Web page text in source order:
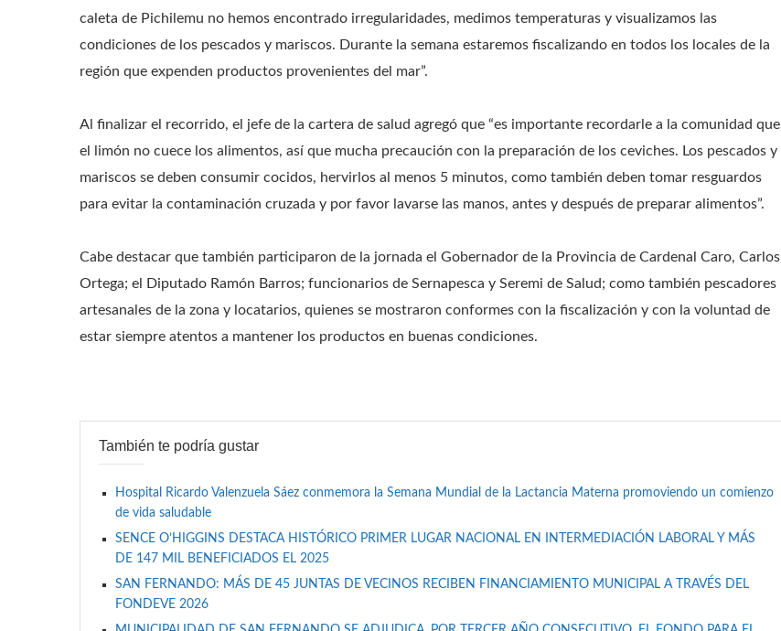
caleta de Pichilemu no hemos encontrado irregularidades, medimos temperaturas y visualizamos las
condiciones de los pescados y mariscos. Durante la semana estaremos fiscalizando en todos los locales de la
región que expenden productos provenientes del mar”.
Al finalizar el recorrido, el jefe de la cartera de salud agregó que “es importante recordarle a la comunidad que
el limón no cuece los alimentos, así que mucha precaución con la preparación de los ceviches. Los pescados y
mariscos se deben consumir cocidos, hervirlos al menos 5 minutos, como también deben tomar resguardos
para evitar la contaminación cruzada y por favor lavarse las manos, antes y después de preparar alimentos”.
Cabe destacar que también participaron de la jornada el Gobernador de la Provincia de Cardenal Caro, Carlos
Ortega; el Diputado Ramón Barros; funcionarios de Sernapesca y Seremi de Salud; como también pescadores
artesanales de la zona y locatarios, quienes se mostraron conformes con la fiscalización y con la voluntad de
estar siempre atentos a mantener los productos en buenas condiciones.
También te podría gustar
Hospital Ricardo Valenzuela Sáez conmemora la Semana Mundial de la Lactancia Materna promoviendo un comienzo
de vida saludable
SENCE O’HIGGINS DESTACA HISTÓRICO PRIMER LUGAR NACIONAL EN INTERMEDIACIÓN LABORAL Y MÁS
DE 147 MIL BENEFICIADOS EL 2025
SAN FERNANDO: MÁS DE 45 JUNTAS DE VECINOS RECIBEN FINANCIAMIENTO MUNICIPAL A TRAVÉS DEL
FONDEVE 2026